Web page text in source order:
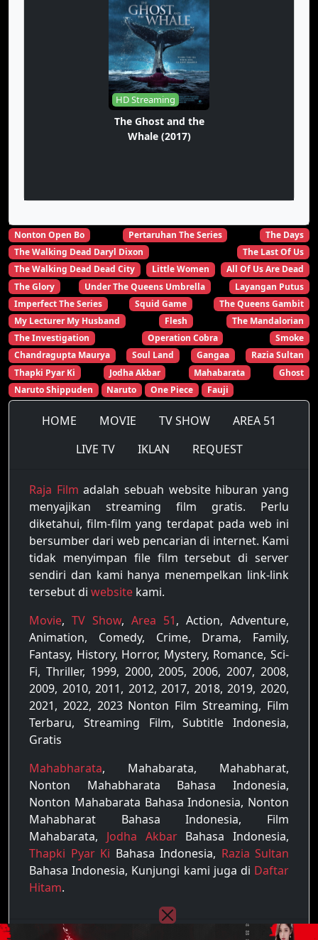
HD Streaming
The Ghost and the
Whale (2017)
Nonton Open Bo Pertaruhan The Series
The Days
The Walking Dead Daryl Dixon
The Last Of Us
The Walking Dead Dead City
Little Women
All Of Us Are Dead
The Glory
Under The Queens Umbrella
Layangan Putus
Imperfect The Series
Squid Game
The Queens Gambit
My Lecturer My Husband
Flesh
The Mandalorian
The Investigation
Operation Cobra
Smoke
Chandragupta Maurya
Soul Land Gangaa
Razia Sultan
Thapki Pyar Ki
Jodha Akbar Mahabarata
Ghost
Naruto Shippuden
Naruto One Piece Fauji
HOME MOVIE TV SHOW
AREA 51
LIVE TV
IKLAN REQUEST
Raja Film adalah sebuah website hiburan yang
menyajikan streaming film gratis. Perlu
diketahui, film-film yang terdapat pada web ini
bersumber dari web pencarian di internet. Kami
tidak menyimpan file film tersebut di server
sendiri dan kami hanya menempelkan link-link
tersebut di website kami.
Movie, TV Show, Area 51, Action, Adventure,
Animation, Comedy, Crime, Drama, Family,
Fantasy, History, Horror, Mystery, Romance, Sci-
Fi, Thriller, 1999, 2000, 2005, 2006, 2007, 2008,
2009, 2010, 2011, 2012, 2017, 2018, 2019, 2020,
2021, 2022, 2023 Nonton Film Streaming, Film
Terbaru, Streaming Film, Subtitle Indonesia,
Gratis
Mahabharata, Mahabarata, Mahabharat,
Nonton Mahabharata Bahasa Indonesia,
Nonton Mahabarata Bahasa Indonesia, Nonton
Mahabharat Bahasa Indonesia, Film
Mahabarata, Jodha AkbarBahasa Indonesia,
Thapki Pyar Ki Bahasa Indonesia, Razia Sultan
Bahasa Indonesia, Kunjungi kami juga di Daftar
Hitam.
Copyright © 2022 - 2026 | All rights